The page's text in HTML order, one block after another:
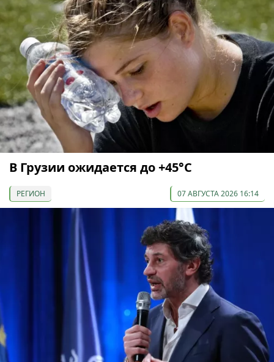
В Грузии ожидается до +45°С
РЕГИОН 07 АВГУСТА 2026 16:14